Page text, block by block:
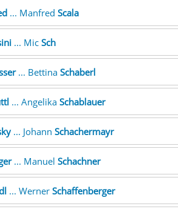
... Manfred Scala
... Mic Sch
... Bettina Schaberl
... Angelika Schablauer
... Johann Schachermayr
... Manuel Schachner
... Werner Schaffenberger